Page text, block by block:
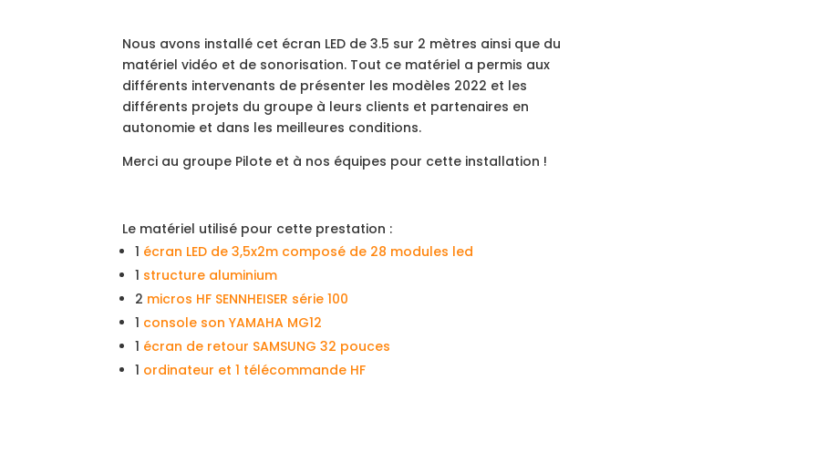
Nous avons installé cet écran LED de 3.5 sur 2 mètres ainsi que du
matériel vidéo et de sonorisation. Tout ce matériel a permis aux
différents intervenants de présenter les modèles 2022 et les
différents projets du groupe à leurs clients et partenaires en
autonomie et dans les meilleures conditions.
Merci au groupe Pilote et à nos équipes pour cette installation !
Le matériel utilisé pour cette prestation :
1 écran LED de 3,5x2m composé de 28 modules led
1 structure aluminium
2 micros HF SENNHEISER série 100
1 console son YAMAHA MG12
1 écran de retour SAMSUNG 32 pouces
1 ordinateur et 1 télécommande HF